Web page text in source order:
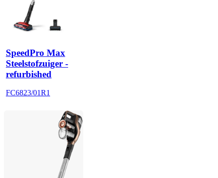
SpeedPro Max
Steelstofzuiger -
refurbished
FC6823/01R1